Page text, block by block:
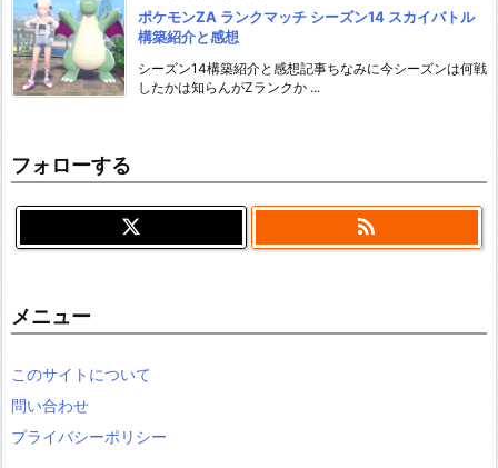
ポケモンZA ランクマッチ シーズン14 スカイバトル
構築紹介と感想
シーズン14構築紹介と感想記事ちなみに今シーズンは何戦
したかは知らんがZランクか ...
フォローする

メニュー
このサイトについて
問い合わせ
プライバシーポリシー